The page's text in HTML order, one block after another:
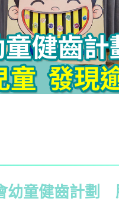
更多作家
幼童健齒計